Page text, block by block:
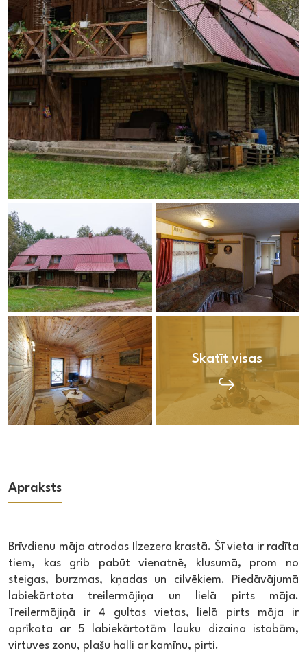
Skatīt visas
Apraksts
Brīvdienu māja atrodas Ilzezera krastā. Šī vieta ir radīta
tiem, kas grib pabūt vienatnē, klusumā, prom no
steigas, burzmas, kņadas un cilvēkiem. Piedāvājumā
labiekārtota treilermājiņa un lielā pirts māja.
Treilermājiņā ir 4 gultas vietas, lielā pirts māja ir
aprīkota ar 5 labiekārtotām lauku dizaina istabām,
virtuves zonu, plašu halli ar kamīnu, pirti.